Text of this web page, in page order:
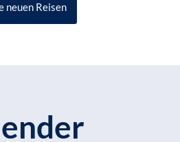
neuen Reisen